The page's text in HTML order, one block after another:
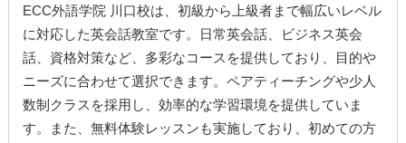
ECC外語学院 川口校は、初級から上級者まで幅広いレベル
に対応した英会話教室です。日常英会話、ビジネス英会
話、資格対策など、多彩なコースを提供しており、目的や
ニーズに合わせて選択できます。ペアティーチングや少人
数制クラスを採用し、効率的な学習環境を提供していま
す。また、無料体験レッスンも実施しており、初めての方